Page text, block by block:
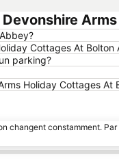
Cottages At Bolton
parking?
Holiday Cottages At
changent constamment.